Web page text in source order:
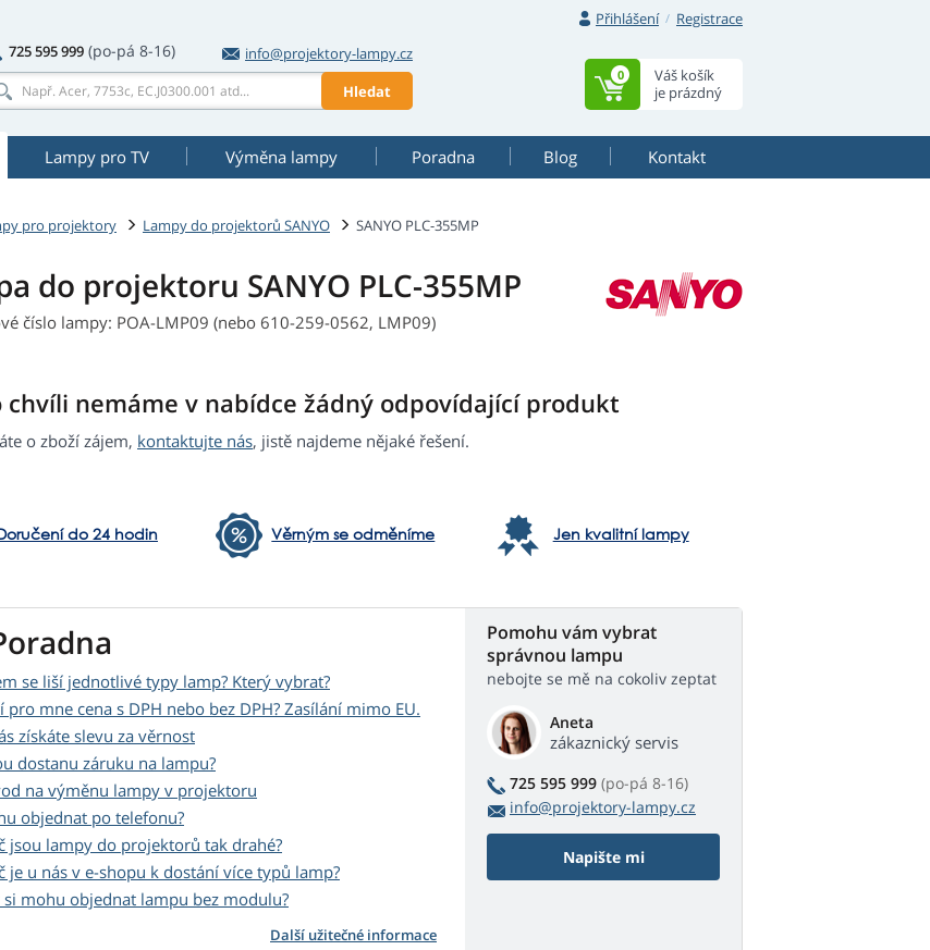
Přihlášení
Registrace
725 595 999 (po-pá 8-16)
info@projektory-lampy.cz
Hledat
Váš košík
je prázdný
0
Lampy pro TV Výměna lampy Poradna Blog Kontakt
pro projektory Lampy do projektorů SANYO SANYO PLC-355MP
do projektoru SANYO PLC-355MP
číslo lampy: POA-LMP09 (nebo 610-259-0562, LMP09)
chvíli nemáme v nabídce žádný odpovídající produkt
o zboží zájem, kontaktujte nás, jistě najdeme nějaké řešení.
do 24 hodin Věrným se odměníme Jen kvalitní lampy
se liší jednotlivé typy lamp? Který vybrat?
pro mne cena s DPH nebo bez DPH? Zasílání mimo EU.
získáte slevu za věrnost
dostanu záruku na lampu?
na výměnu lampy v projektoru
objednat po telefonu?
jsou lampy do projektorů tak drahé?
je u nás v e-shopu k dostání více typů lamp?
si mohu objednat lampu bez modulu?
Další užitečné informace
Pomohu vám vybrat
správnou lampu
nebojte se mě na cokoliv zeptat
Aneta
zákaznický servis
725 595 999 (po-pá 8-16)
info@projektory-lampy.cz
Napište mi